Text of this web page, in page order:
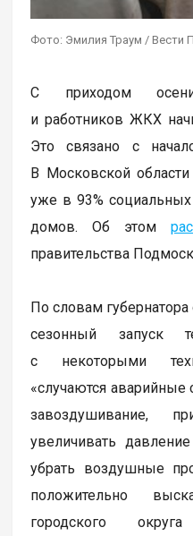
Фото: Эмилия Траум / Вести
С приходом
и работников ЖКХ
Это связано с
В Московской
уже в 93%
домов. Об этом
правительства
По словам
сезонный запуск
с некоторыми
«случаются аварийные
завоздушивание,
увеличивать
убрать воздушные
положительно
городского